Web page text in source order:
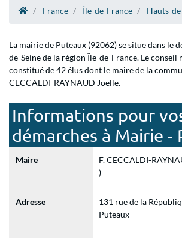
France Île-de-France Hauts-
La mairie de Puteaux (92062) se situe dans le
de-Seine de la région Île-de-France. Le conseil
constitué de 42 élus dont le maire de la
CECCALDI-RAYNAUD Joëlle.
Informations pour
démarches à Mairie -
Maire
F. CECCALDI-
)
Adresse
131 rue de la
Puteaux